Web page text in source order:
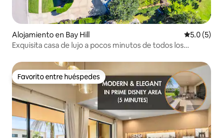
Alojamiento en Bay Hill
5.0 (5)
Exquisita casa de lujo a pocos minutos de todos los
Favorito entre huéspedes
Favorito entre huéspedes